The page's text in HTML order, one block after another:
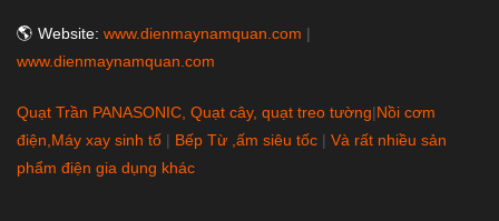
🌎 Website: www.dienmaynamquan.com |
www.dienmaynamquan.com
Quạt Trần PANASONIC, Quạt cây, quạt treo tường|Nồi cơm
điện,Máy xay sinh tố | Bếp Từ ,ấm siêu tốc | Và rất nhiều sản
phẩm điện gia dụng khác